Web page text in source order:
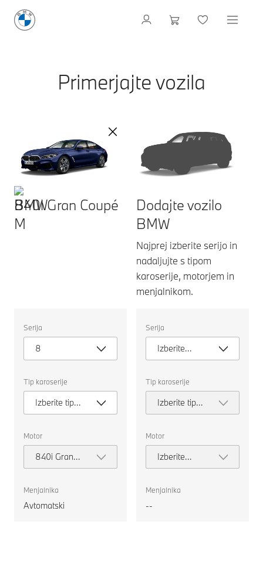
Primerjajte vozila
840i Gran Coupé
naslednje
lastnosti
izbiro
za
primerjavo.
Serija
8
Tip karoserije
Izberite tip
karoserije
Motor
840i Gran
Coupé
Menjalnika
Avtomatski
Dodajte vozilo
BMW
Najprej izberite serijo in
nadaljujte s tipom
karoserije, motorjem in
menjalnikom.
naslednje
lastnosti
izbiro
za
primerjavo.
Serija
Izberite
serijo
Tip karoserije
Izberite tip
karoserije
Motor
Izberite
motor
Menjalnika
--